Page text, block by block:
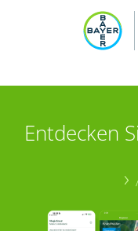
Entdecken